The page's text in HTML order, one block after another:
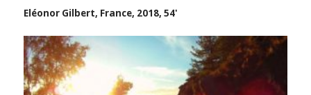
Eléonor Gilbert, France, 2018, 54'